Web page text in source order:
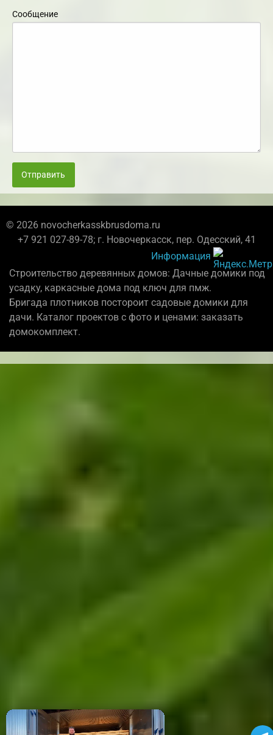
Сообщение
Отправить
© 2026 novocherkasskbrusdoma.ru
+7 921 027-89-78; г. Новочеркасск, пер. Одесский, 41
Информация
Строительство деревянных домов: Дачные домики под
усадку, каркасные дома под ключ для пмж.
Бригада плотников постороит садовые домики для
дачи. Каталог проектов с фото и ценами: заказать
домокомплект.